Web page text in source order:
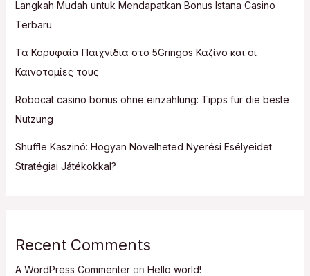
Langkah Mudah untuk Mendapatkan Bonus Istana Casino
Terbaru
Τα Κορυφαία Παιχνίδια στο 5Gringos Καζίνο και οι
Καινοτομίες τους
Robocat casino bonus ohne einzahlung: Tipps für die beste
Nutzung
Shuffle Kaszinó: Hogyan Növelheted Nyerési Esélyeidet
Stratégiai Játékokkal?
Recent Comments
A WordPress Commenteron Hello world!